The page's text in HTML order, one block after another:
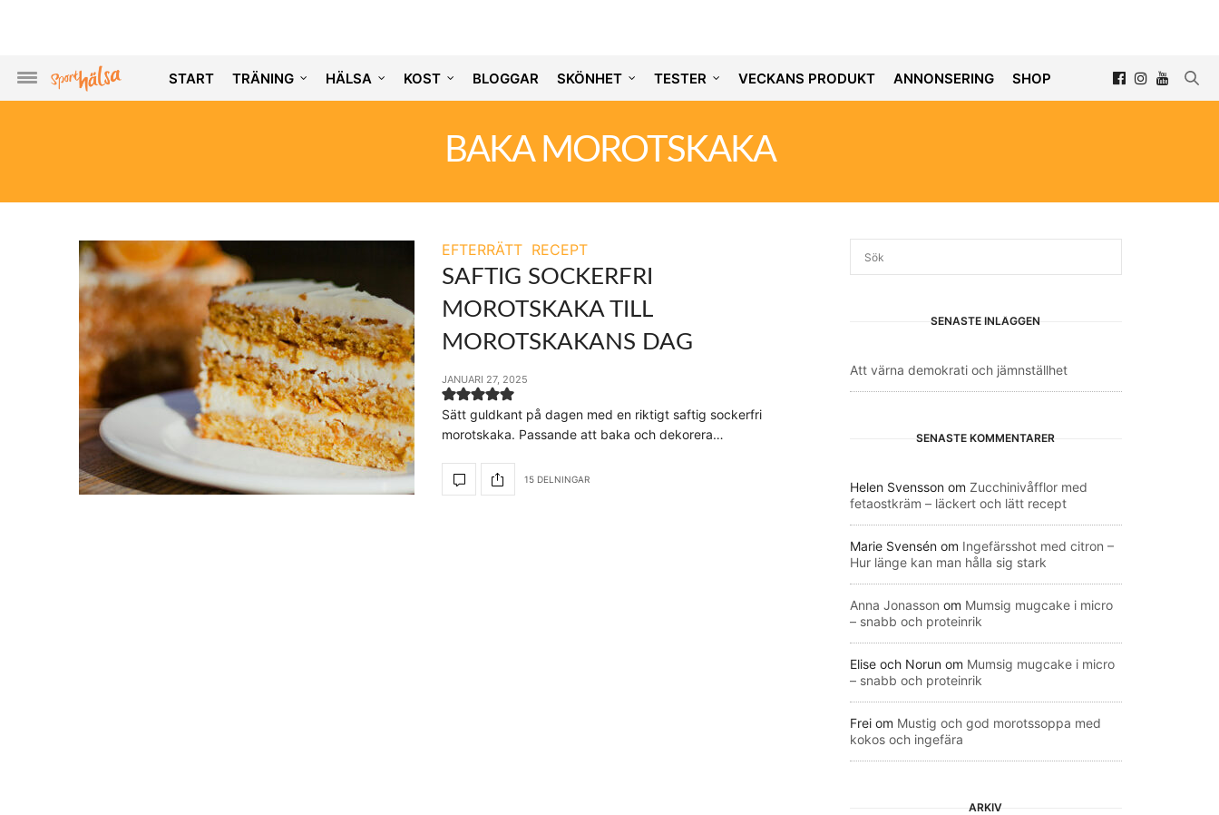
START TRÄNING HÄLSA KOST BLOGGAR SKÖNHET TESTER VECKANS PRODUKT ANNONSERING SHOP
BAKA MOROTSKAKA
EFTERRÄTT RECEPT
SAFTIG SOCKERFRI
MOROTSKAKA TILL
MOROTSKAKANS DAG
JANUARI 27, 2025
Sätt guldkant på dagen med en riktigt saftig sockerfri
morotskaka. Passande att baka och dekorera…
15 DELNINGAR
SENASTE INLÄGGEN
Att värna demokrati och jämnställhet
SENASTE KOMMENTARER
Helen Svensson om Zucchinivåfflor med
fetaostkräm – läckert och lätt recept
Marie Svensén om Ingefärsshot med citron –
Hur länge kan man hålla sig stark
Anna Jonasson om Mumsig mugcake i micro
– snabb och proteinrik
Elise och Norun om Mumsig mugcake i micro
– snabb och proteinrik
Frei om Mustig och god morotssoppa med
kokos och ingefära
ARKIV